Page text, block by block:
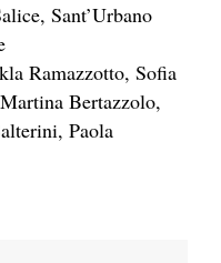
Sant’Urbano
Ramazzotto, Sofia
Bertazzolo,
Paola